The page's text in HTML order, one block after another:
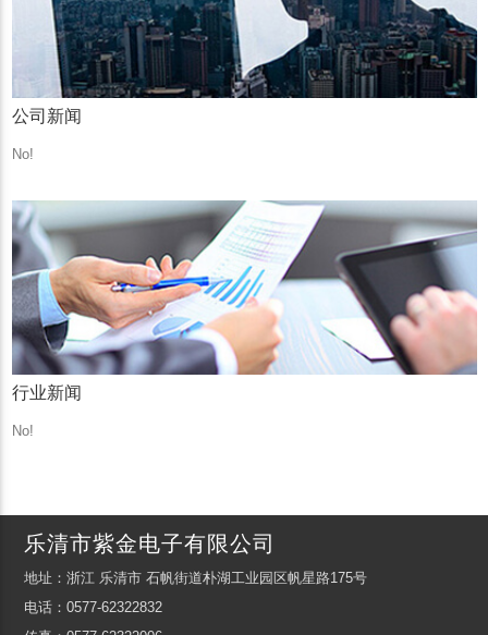
公司新闻
No!
行业新闻
No!
乐清市紫金电子有限公司
地址：浙江 乐清市 石帆街道朴湖工业园区帆星路175号
电话：0577-62322832